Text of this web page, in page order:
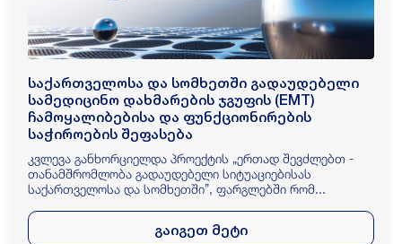
საქართველოსა და სომხეთში გადაუდებელი
სამედიცინო დახმარების ჯგუფის (EMT)
ჩამოყალიბებისა და ფუნქციონირების
საჭიროების შეფასება
კვლევა განხორციელდა პროექტის „ერთად შევძლებთ -
თანამშრომლობა გადაუდებელი სიტუაციებისას
საქართველოსა და სომხეთში”, ფარგლებში რომ...
გაიგეთ მეტი